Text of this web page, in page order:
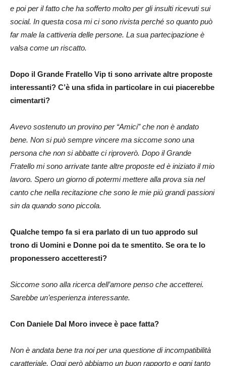
e poi per il fatto che ha sofferto molto per gli insulti ricevuti sui
social. In questa cosa mi ci sono rivista perché so quanto può
far male la cattiveria delle persone. La sua partecipazione è
valsa come un riscatto.
Dopo il Grande Fratello Vip ti sono arrivate altre proposte
interessanti? C’è una sfida in particolare in cui piacerebbe
cimentarti?
Avevo sostenuto un provino per “Amici” che non è andato
bene. Non si può sempre vincere ma siccome sono una
persona che non si abbatte ci riproverò. Dopo il Grande
Fratello mi sono arrivate tante altre proposte ed è iniziato il mio
lavoro. Spero un giorno di potermi mettere alla prova sia nel
canto che nella recitazione che sono le mie più grandi passioni
sin da quando sono piccola.
Qualche tempo fa si era parlato di un tuo approdo sul
trono di Uomini e Donne poi da te smentito. Se ora te lo
proponessero accetteresti?
Siccome sono alla ricerca dell’amore penso che accetterei.
Sarebbe un’esperienza interessante.
Con Daniele Dal Moro invece è pace fatta?
Non è andata bene tra noi per una questione di incompatibilità
caratteriale. Oggi però abbiamo un buon rapporto e ogni tanto